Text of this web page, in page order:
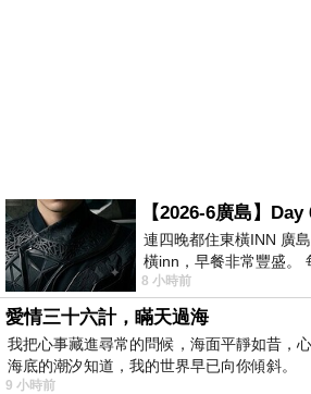
連四晚都住東橫INN 廣
橫inn，早餐非常豐盛。
看到工作人員拿出料理包
8 小時前
愛情三十六計，瞞天過海
我把心事藏進尋常的問候，海面平靜如昔，
海底的潮汐知道，我的世界早已向你傾斜。
9 小時前